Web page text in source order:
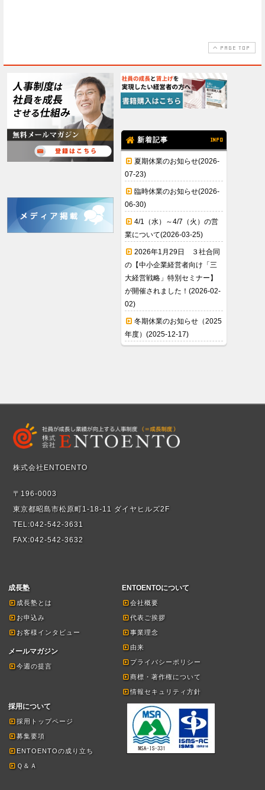
PAGE TOP
新着記事 INFO
夏期休業のお知らせ(2026-
07-23)
臨時休業のお知らせ(2026-
06-30)
4/1（水）～4/7（火）の営
業について(2026-03-25)
2026年1月29日 ３社合同
の【中小企業経営者向け「三
大経営戦略」特別セミナー】
が開催されました！(2026-02-
02)
冬期休業のお知らせ（2025
年度）(2025-12-17)
株式会社ENTOENTO
〒196-0003
東京都昭島市松原町1-18-11 ダイヤヒルズ2F
TEL:042-542-3631
FAX:042-542-3632
成長塾
成長塾とは
お申込み
お客様インタビュー
メールマガジン
今週の提言
ENTOENTOについて
会社概要
代表ご挨拶
事業理念
由来
プライバシーポリシー
商標・著作権について
情報セキュリティ方針
採用について
採用トップページ
募集要項
ENTOENTOの成り立ち
Ｑ＆Ａ